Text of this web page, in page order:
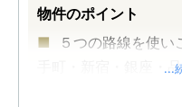
物件のポイント
５つの路線を使
手町・新宿・銀座・...